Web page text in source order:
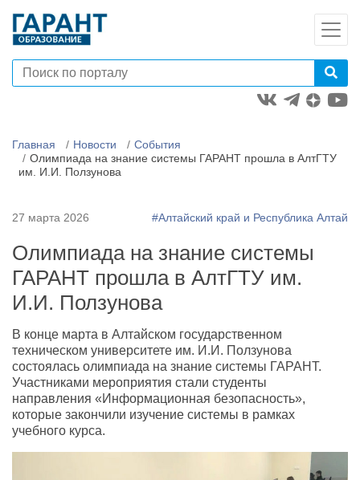
Главная Новости
События
Олимпиада на знание системы ГАРАНТ прошла в АлтГТУ
им. И.И. Ползунова
27 марта 2026 #Алтайский край и Республика Алтай
Олимпиада на знание системы
ГАРАНТ прошла в АлтГТУ им.
И.И. Ползунова
В конце марта в Алтайском государственном
техническом университете им. И.И. Ползунова
состоялась олимпиада на знание системы ГАРАНТ.
Участниками мероприятия стали студенты
направления «Информационная безопасность»,
которые закончили изучение системы в рамках
учебного курса.